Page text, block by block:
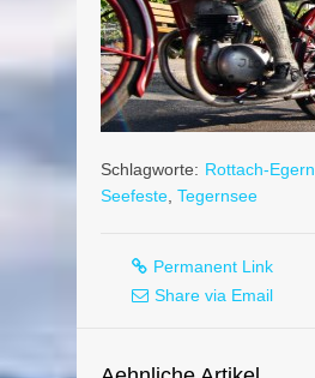
Schlagworte: Rottach-Egern
Seefeste Tegernsee
Permanent Link
Share via Email